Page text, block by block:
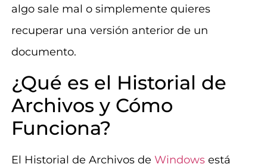
algo sale mal o simplemente quieres
recuperar una versión anterior de un
documento.
¿Qué es el Historial de
Archivos y Cómo
Funciona?
El Historial de Archivos de Windowsestá